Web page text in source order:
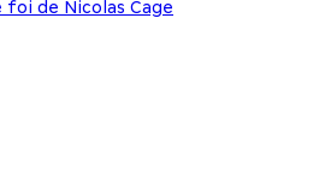
de Nicolas Cage